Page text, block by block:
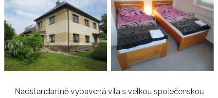
Nadstandartně vybavená vila s velkou společenskou